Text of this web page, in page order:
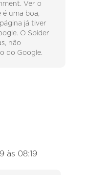
Ver o
uma boa,
já tiver
O Spider
não
do Google.
às 08:19